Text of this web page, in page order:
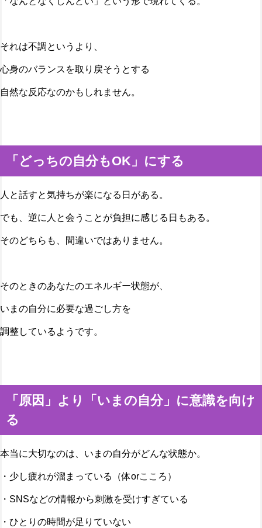
それは不調というより、
心身のバランスを取り戻そうとする
自然な反応なのかもしれません。
「どっちの自分もOK」にする
人と話すと気持ちが楽になる日がある。
でも、逆に人と会うことが負担に感じる日もある。
そのどちらも、間違いではありません。
そのときのあなたのエネルギー状態が、
いまの自分に必要な過ごし方を
調整しているようです。
「原因」より「いまの自分」に意識を向け
る
本当に大切なのは、いまの自分がどんな状態か。
・少し疲れが溜まっている（体orこころ）
・SNSなどの情報から刺激を受けすぎている
・ひとりの時間が足りていない